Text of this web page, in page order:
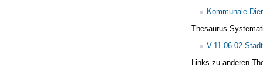
Kommunale
Thesaurus
V.11.06.02
Links zu anderen